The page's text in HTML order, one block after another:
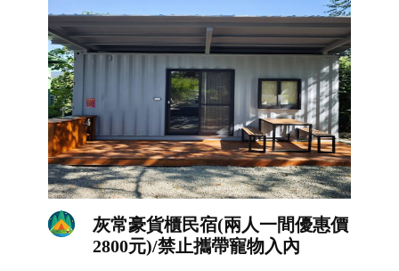
灰常豪貨櫃民宿(兩人一間優惠價
2800元)/禁止攜帶寵物入內